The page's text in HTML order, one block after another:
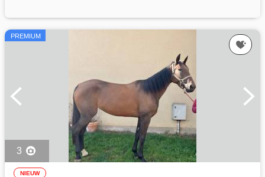
PREMIUM
3
NIEUW